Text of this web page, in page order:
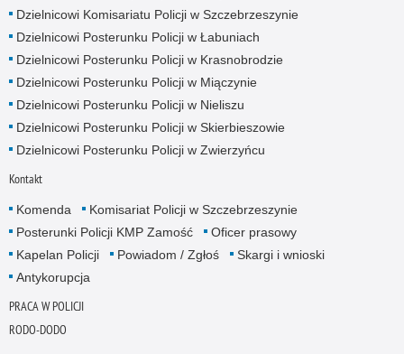
Dzielnicowi Komisariatu Policji w Szczebrzeszynie
Dzielnicowi Posterunku Policji w Łabuniach
Dzielnicowi Posterunku Policji w Krasnobrodzie
Dzielnicowi Posterunku Policji w Miączynie
Dzielnicowi Posterunku Policji w Nieliszu
Dzielnicowi Posterunku Policji w Skierbieszowie
Dzielnicowi Posterunku Policji w Zwierzyńcu
Kontakt
Komenda
Komisariat Policji w Szczebrzeszynie
Posterunki Policji KMP Zamość
Oficer prasowy
Kapelan Policji
Powiadom / Zgłoś
Skargi i wnioski
Antykorupcja
PRACA W POLICJI
RODO-DODO